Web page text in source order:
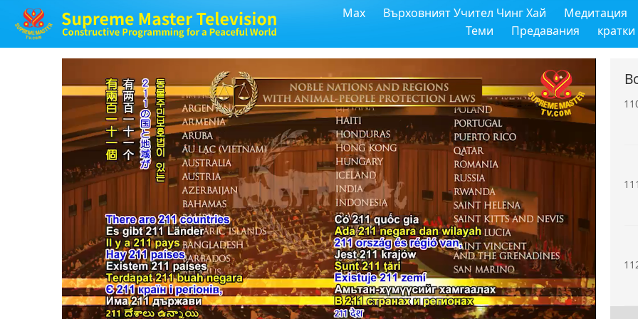
Max Върховният Учител Чинг Хай Медитация
Теми
Предавания
111